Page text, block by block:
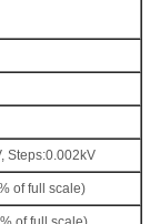
Steps:0.002kV
of full scale)